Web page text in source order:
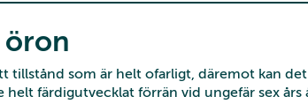
öron
tillstånd som är helt ofarligt, däremot kan det
färdigutvecklat förrän vid ungefär sex